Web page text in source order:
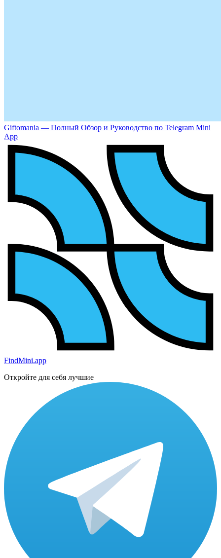
Giftomania — Полный Обзор и Руководство по Telegram Mini
App
FindMini.app
Откройте для себя лучшие